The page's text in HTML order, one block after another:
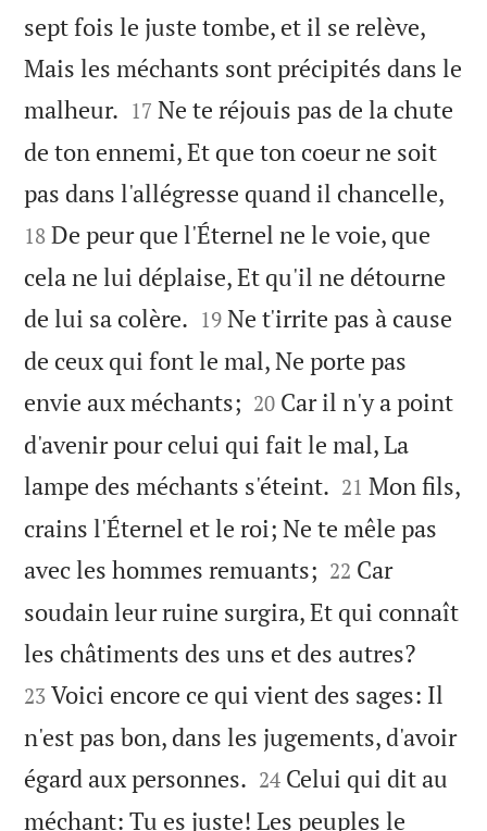
sept fois le juste tombe, et il se relève,
Mais les méchants sont précipités dans le
malheur. 

17 Ne te réjouis pas de la chute
de ton ennemi, Et que ton coeur ne soit
pas dans l'allégresse quand il chancelle,
18 De peur que l'Éternel ne le voie, que
cela ne lui déplaise, Et qu'il ne détourne
de lui sa colère. 

19 Ne t'irrite pas à cause
de ceux qui font le mal, Ne porte pas
envie aux méchants; 

20 Car il n'y a point
d'avenir pour celui qui fait le mal, La
lampe des méchants s'éteint. 

21 Mon fils,
crains l'Éternel et le roi; Ne te mêle pas
avec les hommes remuants; 

22 Car
soudain leur ruine surgira, Et qui connaît
les châtiments des uns et des autres?
23 Voici encore ce qui vient des sages: Il
n'est pas bon, dans les jugements, d'avoir
égard aux personnes. 

24 Celui qui dit au
méchant: Tu es juste! Les peuples le